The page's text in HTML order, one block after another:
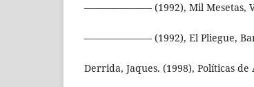
——————— (1992), Mil Mesetas,
——————— (1992), El Pliegue,
Derrida, Jaques. (1998), Políticas